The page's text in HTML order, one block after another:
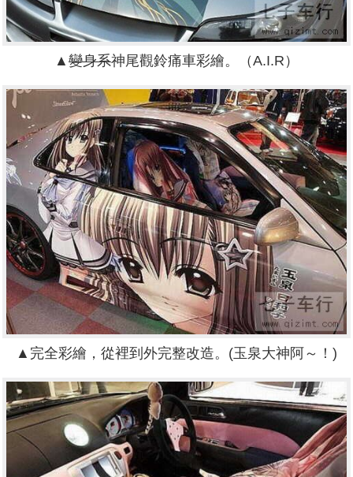
▲ 變身系神尾觀鈴痛車彩繪。（A.I.R）
▲完全彩繪，從裡到外完整改造。(玉泉大神阿～！)